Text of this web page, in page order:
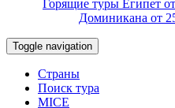
Горящие туры Египет
Доминикана от
Toggle navigation
Страны
Поиск тура
MICE